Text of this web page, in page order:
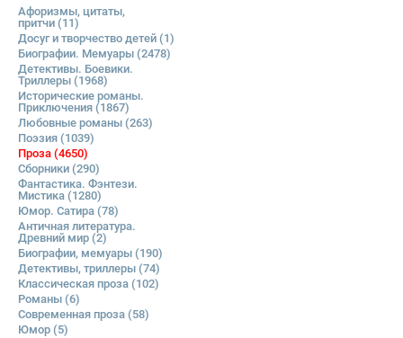
Афоризмы, цитаты,
притчи (11)
Досуг и творчество детей (1)
Биографии. Мемуары (2478)
Детективы. Боевики.
Триллеры (1968)
Исторические романы.
Приключения (1867)
Любовные романы (263)
Поэзия (1039)
Проза (4650)
Сборники (290)
Фантастика. Фэнтези.
Мистика (1280)
Юмор. Сатира (78)
Античная литература.
Древний мир (2)
Биографии, мемуары (190)
Детективы, триллеры (74)
Классическая проза (102)
Романы (6)
Современная проза (58)
Юмор (5)